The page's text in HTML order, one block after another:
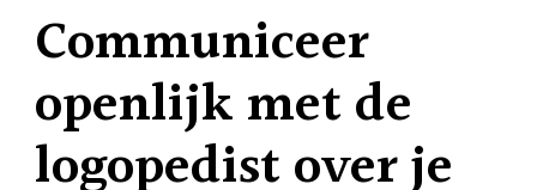
Communiceer
openlijk met de
logopedist over je